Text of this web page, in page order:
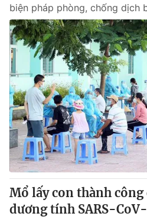
® Cấm sao chép dưới mọi hình
thuận bằng văn bản. Ghi rõ nguồn
thông tin từ website này.
biện pháp phòng, chống dịch
Mổ lấy con thành công
dương tính SARS-